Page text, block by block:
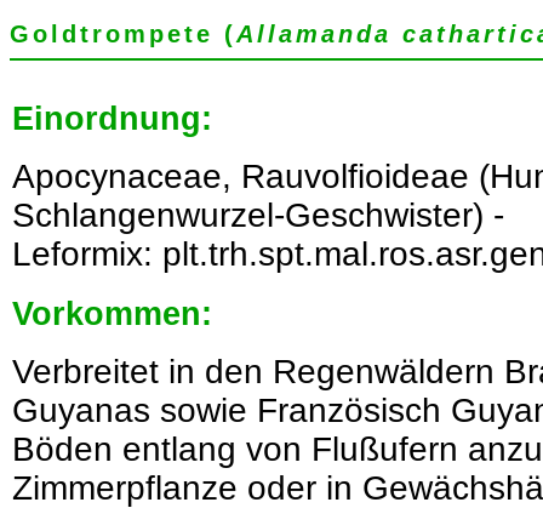
Goldtrompete (Allamanda
Einordnung:
Apocynaceae, Rauvolfioideae
Schlangenwurzel-Geschwister) -
Leformix:
Vorkommen:
Verbreitet in den Regenwäldern
Guyanas sowie Französisch
Böden entlang von Flußufern
Zimmerpflanze oder in